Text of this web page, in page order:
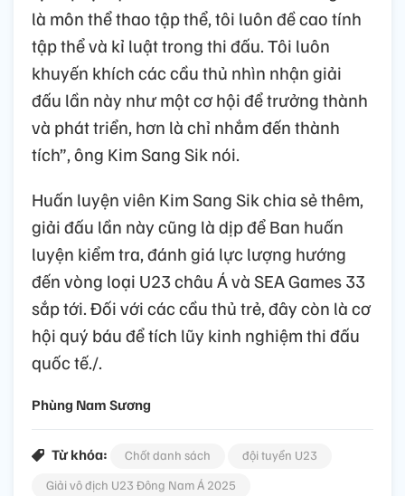
là môn thể thao tập thể, tôi luôn đề cao tính
tập thể và kỉ luật trong thi đấu. Tôi luôn
khuyến khích các cầu thủ nhìn nhận giải
đấu lần này như một cơ hội để trưởng thành
và phát triển, hơn là chỉ nhắm đến thành
tích”, ông Kim Sang Sik nói.
Huấn luyện viên Kim Sang Sik chia sẻ thêm,
giải đấu lần này cũng là dịp để Ban huấn
luyện kiểm tra, đánh giá lực lượng hướng
đến vòng loại U23 châu Á và SEA Games 33
sắp tới. Đối với các cầu thủ trẻ, đây còn là cơ
hội quý báu để tích lũy kinh nghiệm thi đấu
quốc tế./.
Phùng Nam Sương
Từ khóa: Chốt danh sách
đội tuyển U23
Giải vô địch U23 Đông Nam Á 2025